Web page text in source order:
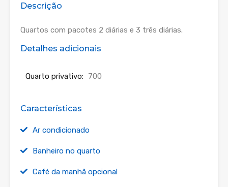
Descrição
Quartos com pacotes 2 diárias e 3 três diárias.
Detalhes adicionais
Quarto privativo: 700
Características
Ar condicionado
Banheiro no quarto
Café da manhã opcional